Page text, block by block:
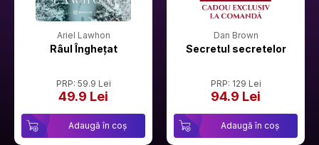
Ariel Lawhon
Râul Înghețat
PRP: 59.9 Lei
49.9 Lei
Adaugă în coș
Dan Brown
Secretul secretelor
PRP: 129 Lei
94.9 Lei
Adaugă în coș